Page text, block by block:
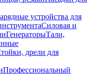
устройства для
Силовая и
ГенераторыТали,
дрели для
Профессиональный